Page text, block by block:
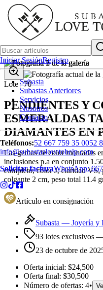
Iniciar SesiónRegistro
Subasta
Subastas Anteriores
Servicios
Nosotros
Contacto
Teléfonos:52 667 759 35 0052
info@subastaslovetohelp.com
Solicitar facturaWhatsApp:
Lote |70
PENDIENTES Y
ESMERALDAS
DIAMANTES EN
Las gemas de color montadas
inclusiones p.a en conjunto
completo, color J, claridad VS,
colgante 2 cm, peso total 11.4
Artículo en consignación
Subasta — Joyería y
93 lotes exclusivos —
23 de octubre de
Oferta inicial: $24,500
Oferta final: $30,500
Número de ofertas: 4•